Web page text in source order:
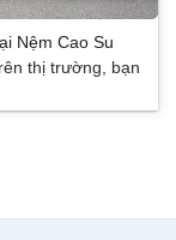
Nệm Cao Su
thị trường, bạn